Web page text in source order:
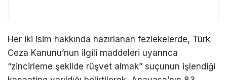
Her iki isim hakkında hazırlanan fezlekelerde, Türk
Ceza Kanunu’nun ilgili maddeleri uyarınca
“zincirleme şekilde rüşvet almak” suçunun işlendiği